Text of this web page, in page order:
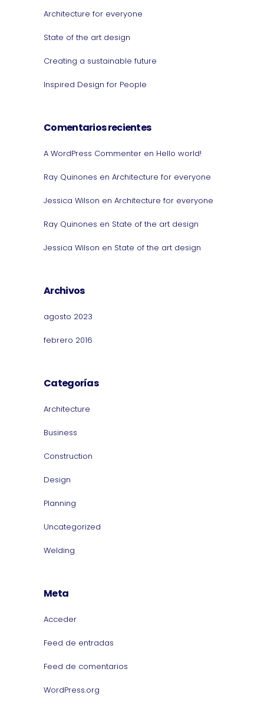
Architecture for everyone
State of the art design
Creating a sustainable future
Inspired Design for People
Comentarios recientes
A WordPress Commenter en Hello world!
Ray Quinones en Architecture for everyone
Jessica Wilson en Architecture for everyone
Ray Quinones en State of the art design
Jessica Wilson en State of the art design
Archivos
agosto 2023
febrero 2016
Categorías
Architecture
Business
Construction
Design
Planning
Uncategorized
Welding
Meta
Acceder
Feed de entradas
Feed de comentarios
WordPress.org